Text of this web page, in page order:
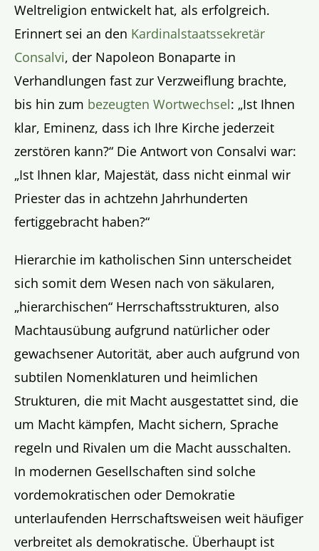
Weltreligion entwickelt hat, als erfolgreich.
Erinnert sei an den Kardinalstaatssekretär
Consalvi, der Napoleon Bonaparte in
Verhandlungen fast zur Verzweiflung brachte,
bis hin zum bezeugten Wortwechsel: „Ist Ihnen
klar, Eminenz, dass ich Ihre Kirche jederzeit
zerstören kann?“ Die Antwort von Consalvi war:
„Ist Ihnen klar, Majestät, dass nicht einmal wir
Priester das in achtzehn Jahrhunderten
fertiggebracht haben?“
Hierarchie im katholischen Sinn unterscheidet
sich somit dem Wesen nach von säkularen,
„hierarchischen“ Herrschaftsstrukturen, also
Machtausübung aufgrund natürlicher oder
gewachsener Autorität, aber auch aufgrund von
subtilen Nomenklaturen und heimlichen
Strukturen, die mit Macht ausgestattet sind, die
um Macht kämpfen, Macht sichern, Sprache
regeln und Rivalen um die Macht ausschalten.
In modernen Gesellschaften sind solche
vordemokratischen oder Demokratie
unterlaufenden Herrschaftsweisen weit häufiger
verbreitet als demokratische. Überhaupt ist